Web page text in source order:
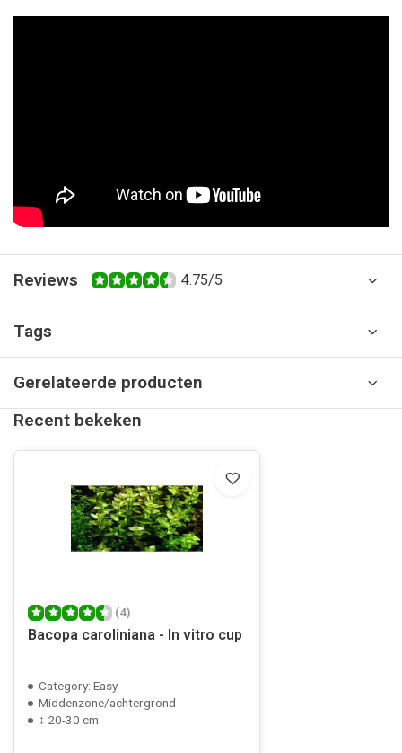
Reviews 4.75/5
Tags
Gerelateerde producten
Recent bekeken
(4)
Bacopa caroliniana - In vitro cup
Category: Easy
Middenzone/achtergrond
↕ 20-30 cm